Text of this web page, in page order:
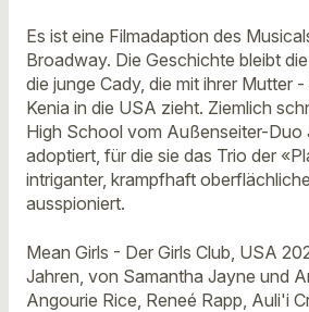
Es ist eine Filmadaption des
Broadway. Die Geschichte bleibt
die junge Cady, die mit ihrer Mutter
Kenia in die USA zieht. Ziemlich
High School vom Außenseiter-Duo
adoptiert, für die sie das Trio der
intriganter, krampfhaft
ausspioniert.
Mean Girls - Der Girls Club, USA
Jahren, von Samantha Jayne und
Angourie Rice, Reneé Rapp, Auli'i